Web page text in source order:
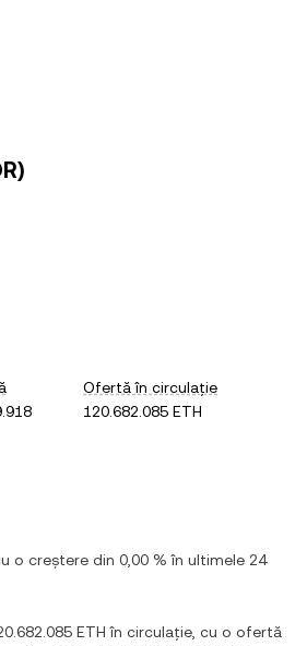
Ofertă în circulație
120.682.085 ETH
o creștere din 0,00 % în ultimele 24
ETH în circulație, cu o ofertă